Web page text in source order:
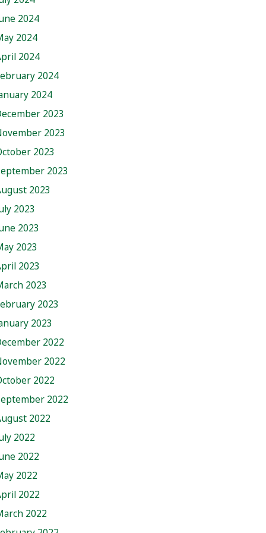
2024
2024
2024
2024
2024
2023
2023
2023
2023
2023
2023
2023
2023
2023
2023
2023
2023
2022
2022
2022
2022
2022
2022
2022
2022
2022
2022